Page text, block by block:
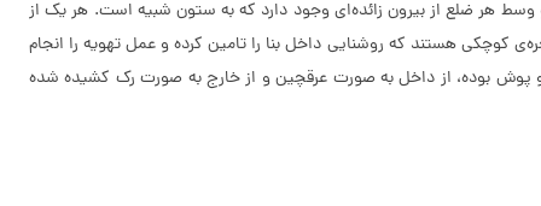
گرفته است. مصالح آن از سنگ لاشه، سنگ‌‌های کف رودخانه‌‌ای و ملات گچ و ساروج می‌باشد. این بنا دارای 8 ضلع بوده و وسط هر ضلع از بیرون زائده‌ای وجود دارد که به ستون شبیه است. هر یک از
کوچکی هستند که روشنایی داخل بنا را تامین کرده و عمل تهویه را انجام
است. گنبد بنا از نوع دو پوش بوده، از داخل به صورت عرقچین و از خارج به صورت رک کشیده شده